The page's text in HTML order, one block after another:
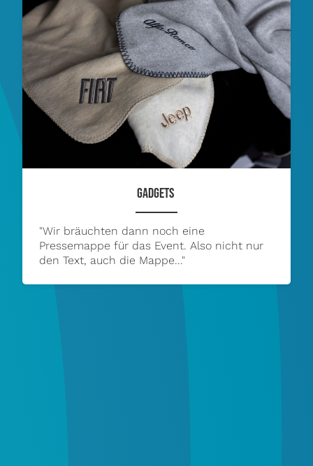
GADGETS
"Wir bräuchten dann noch eine
Pressemappe für das Event. Also nicht nur
den Text, auch die Mappe..."